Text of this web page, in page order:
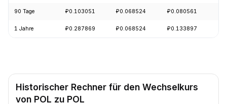
90 Tage ₽0.103051 ₽0.068524 ₽0.080561
1 Jahre ₽0.287869 ₽0.068524 ₽0.133897
Historischer Rechner für den Wechselkurs
von POL zu POL